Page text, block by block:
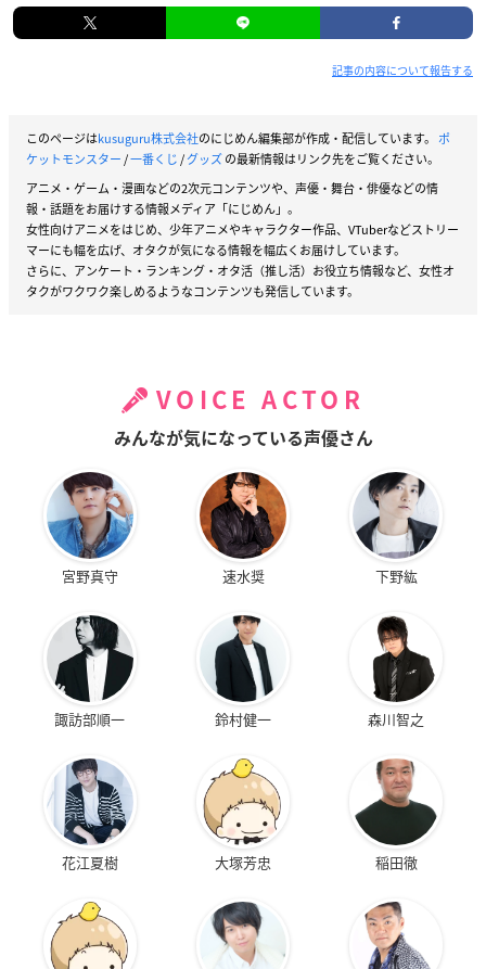
記事の内容について報告する
このページはkusuguru株式会社のにじめん編集部が作成・配信しています。 ポ
ケットモンスター/一番くじ/グッズの最新情報はリンク先をご覧ください。
アニメ・ゲーム・漫画などの2次元コンテンツや、声優・舞台・俳優などの情
報・話題をお届けする情報メディア「にじめん」。
女性向けアニメをはじめ、少年アニメやキャラクター作品、VTuberなどストリー
マーにも幅を広げ、オタクが気になる情報を幅広くお届けしています。
さらに、アンケート・ランキング・オタ活（推し活）お役立ち情報など、女性オ
タクがワクワク楽しめるようなコンテンツも発信しています。
VOICE ACTOR
みんなが気になっている声優さん
宮野真守 速水奨 下野紘
諏訪部順一 鈴村健一 森川智之
花江夏樹 大塚芳忠 稲田徹